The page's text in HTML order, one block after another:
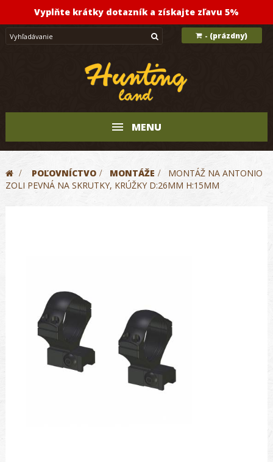
Vyplňte krátky dotazník a získajte zľavu 5%
- (prázdny)
MENU
> POĽOVNÍCTVO > MONTÁŽE >
MONTÁŽ NA ANTONIO
ZOLI PEVNÁ NA SKRUTKY, KRÚŽKY D:26MM H:15MM